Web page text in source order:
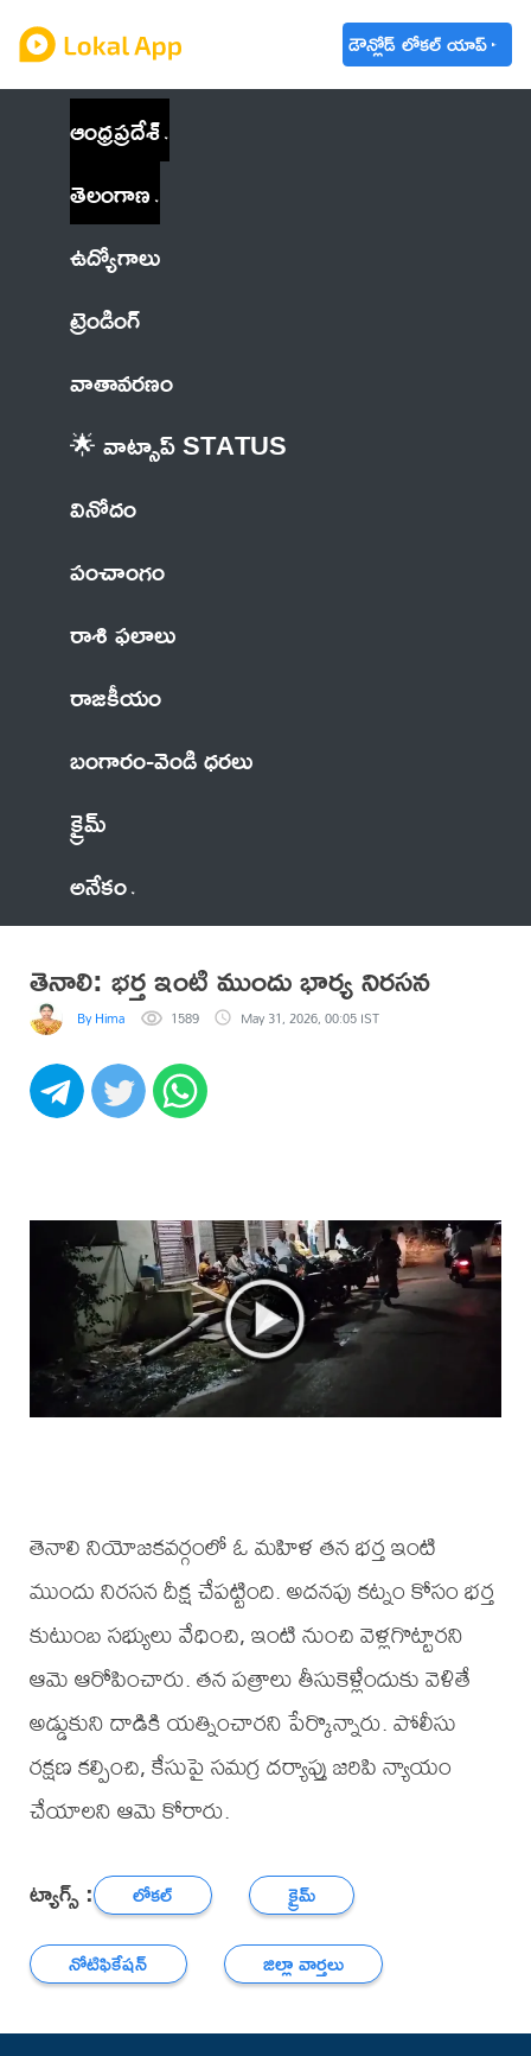
డౌన్లోడ్ లోకల్ యాప్
ఆంధ్రప్రదేశ్
తెలంగాణ
ఉద్యోగాలు
ట్రెండింగ్
వాతావరణం
🌟 వాట్సాప్ STATUS
వినోదం
పంచాంగం
రాశి ఫలాలు
రాజకీయం
బంగారం-వెండి ధరలు
క్రైమ్
అనేకం
తెనాలి: భర్త ఇంటి ముందు భార్య నిరసన
By Hima 1589 May 31, 2026, 00:05 IST
తెనాలి నియోజకవర్గంలో ఓ మహిళ తన భర్త ఇంటి
ముందు నిరసన దీక్ష చేపట్టింది. అదనపు కట్నం కోసం భర్త
కుటుంబ సభ్యులు వేధించి, ఇంటి నుంచి వెళ్లగొట్టారని
ఆమె ఆరోపించారు. తన పత్రాలు తీసుకెళ్లేందుకు వెళితే
అడ్డుకుని దాడికి యత్నించారని పేర్కొన్నారు. పోలీసు
రక్షణ కల్పించి, కేసుపై సమగ్ర దర్యాప్తు జరిపి న్యాయం
చేయాలని ఆమె కోరారు.
ట్యాగ్స్ : లోకల్
క్రైమ్
నోటిఫికేషన్
జిల్లా వార్తలు